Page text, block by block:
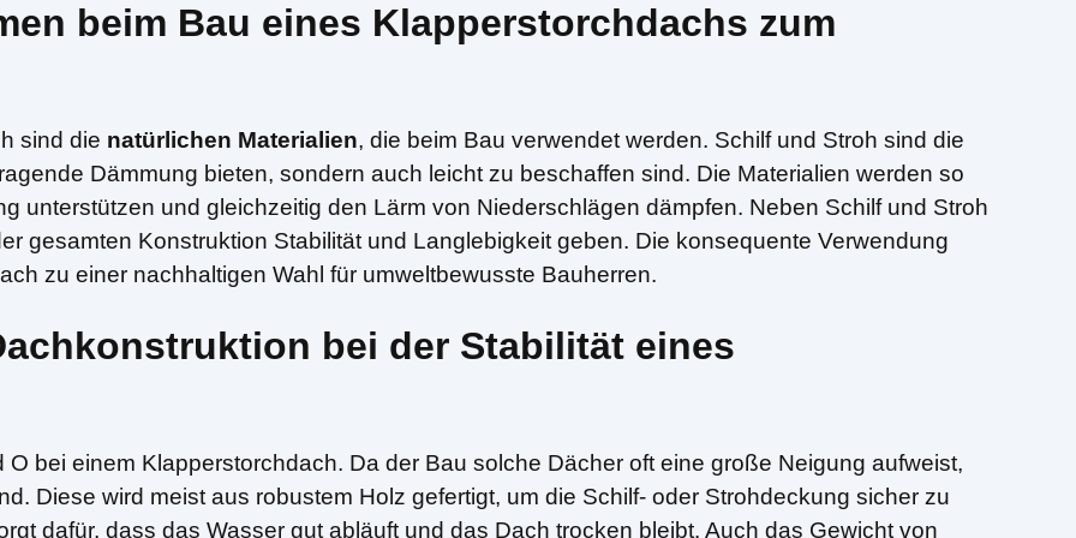
beim Bau eines Klapperstorchdachs zum
sind die natürlichen Materialien, die beim Bau verwendet werden. Schilf und Stroh sind die
Dämmung bieten, sondern auch leicht zu beschaffen sind. Die Materialien werden so
unterstützen und gleichzeitig den Lärm von Niederschlägen dämpfen. Neben Schilf und Stroh
gesamten Konstruktion Stabilität und Langlebigkeit geben. Die konsequente Verwendung
zu einer nachhaltigen Wahl für umweltbewusste Bauherren.
bei der Stabilität eines
O bei einem Klapperstorchdach. Da der Bau solche Dächer oft eine große Neigung aufweist,
Diese wird meist aus robustem Holz gefertigt, um die Schilf- oder Strohdeckung sicher zu
dafür, dass das Wasser gut abläuft und das Dach trocken bleibt. Auch das Gewicht von